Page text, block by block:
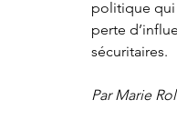
politique qui
perte
sécuritaires.
Par Marie